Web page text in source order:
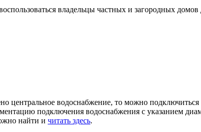
владельцы частных и загородных
центральное водоснабжение, то можно
подключения водоснабжения с указанием
найти и читать здесь.